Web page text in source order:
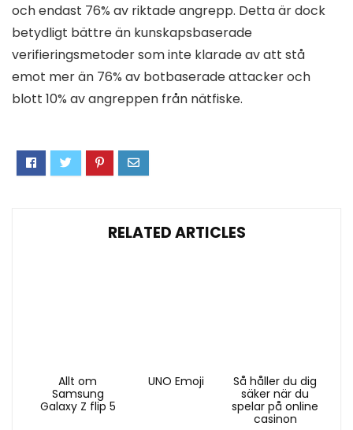
och endast 76% av riktade angrepp. Detta är dock
betydligt bättre än kunskapsbaserade
verifieringsmetoder som inte klarade av att stå
emot mer än 76% av botbaserade attacker och
blott 10% av angreppen från nätfiske.
RELATED ARTICLES
Allt om
Samsung
Galaxy Z flip 5
UNO Emoji
Så håller du dig
säker när du
spelar på online
casinon